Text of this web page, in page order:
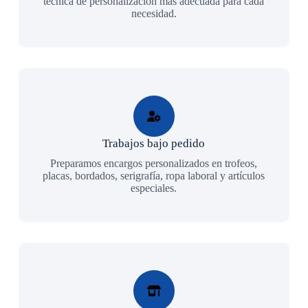
necesidad.
Trabajos bajo pedido
Preparamos encargos personalizados en trofeos,
placas, bordados, serigrafía, ropa laboral y artículos
especiales.